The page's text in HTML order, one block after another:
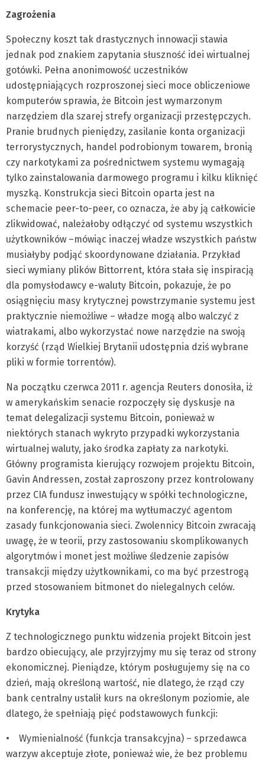
Zagrożenia
Społeczny koszt tak drastycznych innowacji stawia
jednak pod znakiem zapytania słuszność idei wirtualnej
gotówki. Pełna anonimowość uczestników
udostępniających rozproszonej sieci moce obliczeniowe
komputerów sprawia, że Bitcoin jest wymarzonym
narzędziem dla szarej strefy organizacji przestępczych.
Pranie brudnych pieniędzy, zasilanie konta organizacji
terrorystycznych, handel podrobionym towarem, bronią
czy narkotykami za pośrednictwem systemu wymagają
tylko zainstalowania darmowego programu i kilku kliknięć
myszką. Konstrukcja sieci Bitcoin oparta jest na
schemacie peer-to-peer, co oznacza, że aby ją całkowicie
zlikwidować, należałoby odłączyć od systemu wszystkich
użytkowników –mówiąc inaczej władze wszystkich państw
musiałyby podjąć skoordynowane działania. Przykład
sieci wymiany plików Bittorrent, która stała się inspiracją
dla pomysłodawcy e-waluty Bitcoin, pokazuje, że po
osiągnięciu masy krytycznej powstrzymanie systemu jest
praktycznie niemożliwe – władze mogą albo walczyć z
wiatrakami, albo wykorzystać nowe narzędzie na swoją
korzyść (rząd Wielkiej Brytanii udostępnia dziś wybrane
pliki w formie torrentów).
Na początku czerwca 2011 r. agencja Reuters donosiła, iż
w amerykańskim senacie rozpoczęły się dyskusje na
temat delegalizacji systemu Bitcoin, ponieważ w
niektórych stanach wykryto przypadki wykorzystania
wirtualnej waluty, jako środka zapłaty za narkotyki.
Główny programista kierujący rozwojem projektu Bitcoin,
Gavin Andressen, został zaproszony przez kontrolowany
przez CIA fundusz inwestujący w spółki technologiczne,
na konferencję, na której ma wytłumaczyć agentom
zasady funkcjonowania sieci. Zwolennicy Bitcoin zwracają
uwagę, że w teorii, przy zastosowaniu skomplikowanych
algorytmów i monet jest możliwe śledzenie zapisów
transakcji między użytkownikami, co ma być przestrogą
przed stosowaniem bitmonet do nielegalnych celów.
Krytyka
Z technologicznego punktu widzenia projekt Bitcoin jest
bardzo obiecujący, ale przyjrzyjmy mu się teraz od strony
ekonomicznej. Pieniądze, którym posługujemy się na co
dzień, mają określoną wartość, nie dlatego, że rząd czy
bank centralny ustalił kurs na określonym poziomie, ale
dlatego, że spełniają pięć podstawowych funkcji:
• Wymienialność (funkcja transakcyjna) – sprzedawca
warzyw akceptuje złote, ponieważ wie, że bez problemu